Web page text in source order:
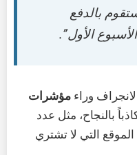
بالدفع
الأول”.
وراء مؤشرات
بالنجاح، مثل عدد
التي لا تشتري